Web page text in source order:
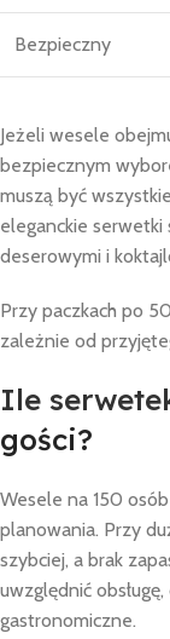
Bezpieczny
Jeżeli wesele
bezpiecznym
muszą być
eleganckie
deserowymi i
Przy paczkach po
zależnie od
Ile
gości?
Wesele na 150
planowania. Przy
szybciej, a brak
uwzględnić
gastronomiczne.